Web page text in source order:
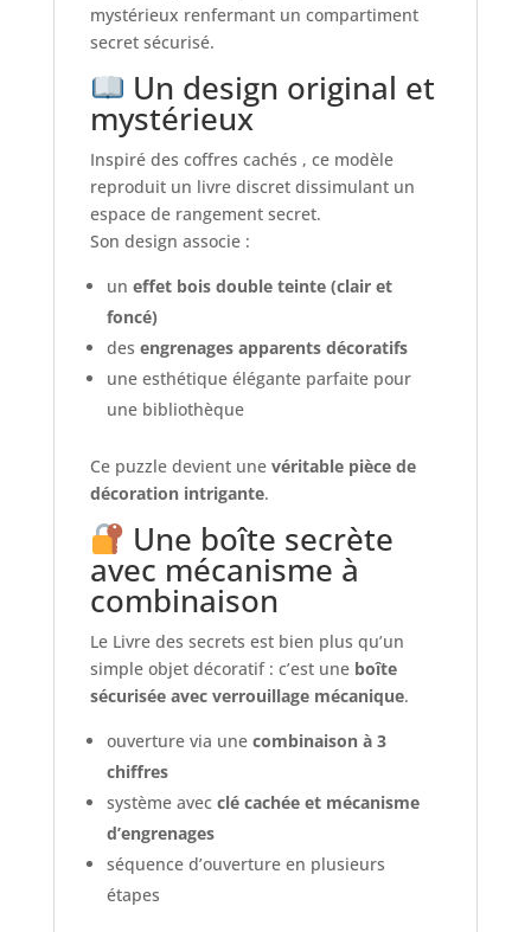
mystérieux renfermant un compartiment
secret sécurisé.
Un design original et
mystérieux
Inspiré des coffres cachés , ce modèle
reproduit un livre discret dissimulant un
espace de rangement secret.
Son design associe :
un effet bois double teinte (clair et
foncé)
des engrenages apparents décoratifs
une esthétique élégante parfaite pour
une bibliothèque
Ce puzzle devient une véritable pièce de
décoration intrigante.
Une boîte secrète
avec mécanisme à
combinaison
Le Livre des secrets est bien plus qu’un
simple objet décoratif : c’est une boîte
sécurisée avec verrouillage mécanique.
ouverture via une combinaison à 3
chiffres
système avec clé cachée et mécanisme
d’engrenages
séquence d’ouverture en plusieurs
étapes